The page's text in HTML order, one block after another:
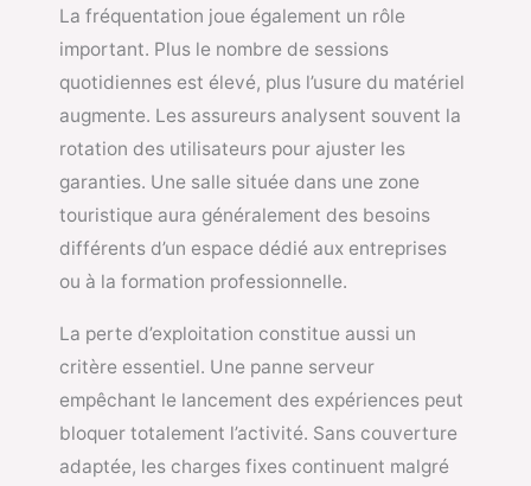
La fréquentation joue également un rôle
important. Plus le nombre de sessions
quotidiennes est élevé, plus l’usure du matériel
augmente. Les assureurs analysent souvent la
rotation des utilisateurs pour ajuster les
garanties. Une salle située dans une zone
touristique aura généralement des besoins
différents d’un espace dédié aux entreprises
ou à la formation professionnelle.
La perte d’exploitation constitue aussi un
critère essentiel. Une panne serveur
empêchant le lancement des expériences peut
bloquer totalement l’activité. Sans couverture
adaptée, les charges fixes continuent malgré